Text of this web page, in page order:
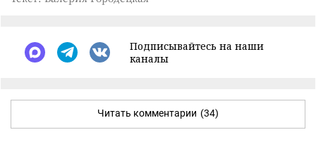
Подписывайтесь на наши
каналы
Читать комментарии (34)